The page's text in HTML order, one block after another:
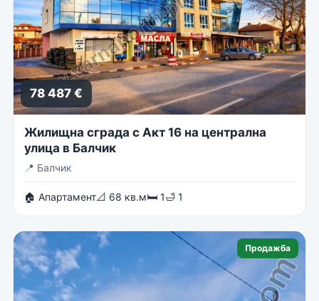
78 487 €
Жилищна сграда с Акт 16 на централна
улица в Балчик
📍 Балчик
🏠 Апартамент📐 68 кв.м🛏 1🛁 1
Продажба